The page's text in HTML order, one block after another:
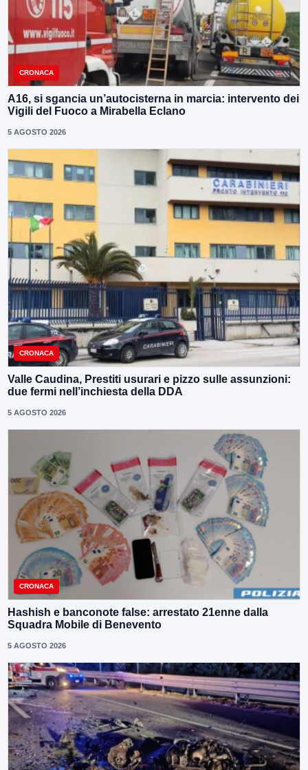
CRONACA
A16, si sgancia un’autocisterna in marcia: intervento dei
Vigili del Fuoco a Mirabella Eclano
5 AGOSTO 2026
CRONACA
Valle Caudina, Prestiti usurari e pizzo sulle assunzioni:
due fermi nell’inchiesta della DDA
5 AGOSTO 2026
CRONACA
Hashish e banconote false: arrestato 21enne dalla
Squadra Mobile di Benevento
5 AGOSTO 2026